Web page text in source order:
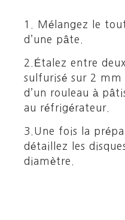
1. Mélangez le
d’une pâte.
2.Étalez entre
sulfurisé sur 2 mm
d’un rouleau à
au réfrigérateur.
3.Une fois la
détaillez les
diamètre.